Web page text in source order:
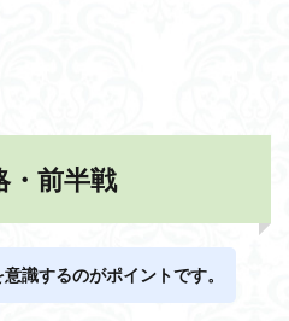
・前半戦
識するのがポイントです。